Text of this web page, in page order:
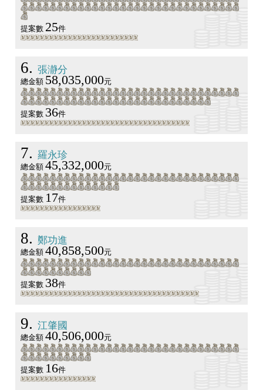
提案數 25件
6 張瀞分
總金額 58,035,000元
提案數 36件
7 羅永珍
總金額 45,332,000元
提案數 17件
8 鄭功進
總金額 40,858,500元
提案數 38件
9 江肇國
總金額 40,506,000元
提案數 16件